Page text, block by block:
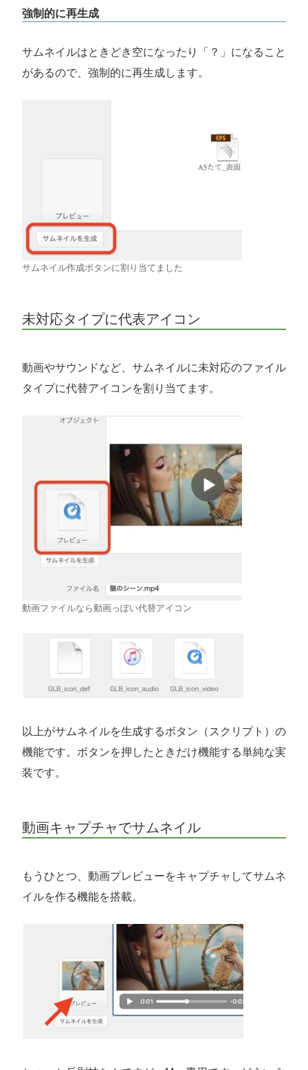
強制的に再生成
サムネイルはときどき空になったり「？」になること
があるので、強制的に再生成します。
サムネイル作成ボタンに割り当てました
未対応タイプに代表アイコン
動画やサウンドなど、サムネイルに未対応のファイル
タイプに代替アイコンを割り当てます。
動画ファイルなら動画っぽい代替アイコン
以上がサムネイルを生成するボタン（スクリプト）の
機能です。ボタンを押したときだけ機能する単純な実
装です。
動画キャプチャでサムネイル
もうひとつ、動画プレビューをキャプチャしてサムネ
イルを作る機能を搭載。